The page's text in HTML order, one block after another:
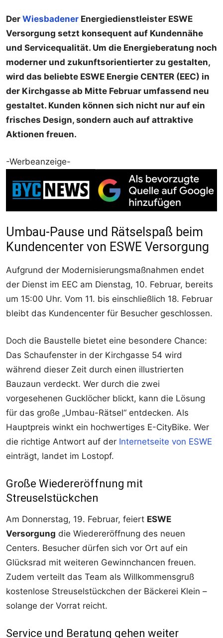
Der Wiesbadener Energiedienstleister ESWE
Versorgung setzt konsequent auf Kundennähe
und Servicequalität. Um die Energieberatung noch
moderner und zukunftsorientierter zu gestalten,
wird das beliebte ESWE Energie CENTER (EEC) in
der Kirchgasse ab Mitte Februar umfassend neu
gestaltet. Kunden können sich nicht nur auf ein
frisches Design, sondern auch auf attraktive
Aktionen freuen.
-Werbeanzeige-
Umbau-Pause und Rätselspaß beim
Kundencenter von ESWE Versorgung
Aufgrund der Modernisierungsmaßnahmen endet
der Dienst im EEC am Dienstag, 10. Februar, bereits
um 15:00 Uhr. Vom 11. bis einschließlich 18. Februar
bleibt das Kundencenter für Besucher geschlossen.
Doch die Baustelle bietet eine besondere Chance:
Das Schaufenster in der Kirchgasse 54 wird
während dieser Zeit durch einen illustrierten
Bauzaun verdeckt. Wer durch die zwei
vorgesehenen Gucklöcher blickt, kann die Lösung
für das große „Umbau-Rätsel“ entdecken. Als
Hauptpreis winkt ein hochwertiges E-CityBike. Wer
die richtige Antwort auf der Internetseite von ESWE
einträgt, landet im Lostopf.
Große Wiedereröffnung mit
Streuselstückchen
Am Donnerstag, 19. Februar, feiert ESWE
Versorgung die Wiedereröffnung des neuen
Centers. Besucher dürfen sich vor Ort auf ein
Glücksrad mit weiteren Gewinnchancen freuen.
Zudem verteilt das Team als Willkommensgruß
kostenlose Streuselstückchen der Bäckerei Klein –
solange der Vorrat reicht.
Service und Beratung gehen weiter